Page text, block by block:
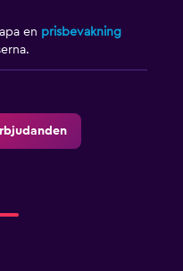
en prisbevakning